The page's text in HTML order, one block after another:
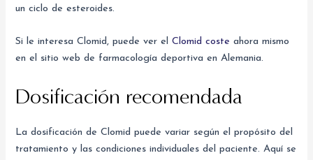
un ciclo de esteroides.
Si le interesa Clomid, puede ver elClomid coste ahora mismo
en el sitio web de farmacología deportiva en Alemania.
Dosificación recomendada
La dosificación de Clomid puede variar según el propósito del
tratamiento y las condiciones individuales del paciente. Aquí se